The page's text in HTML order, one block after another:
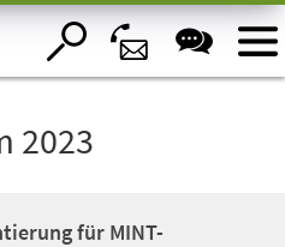
2023
für MINT-